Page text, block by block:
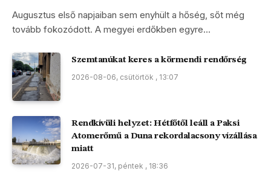
Augusztus első napjaiban sem enyhült a hőség, sőt még
tovább fokozódott. A megyei erdőkben egyre…
Szemtanúkat keres a körmendi rendőrség
2026-08-06, csütörtök , 13:07
Rendkívüli helyzet: Hétfőtől leáll a Paksi
Atomerőmű a Duna rekordalacsony vízállása
miatt
2026-07-31, péntek , 18:36